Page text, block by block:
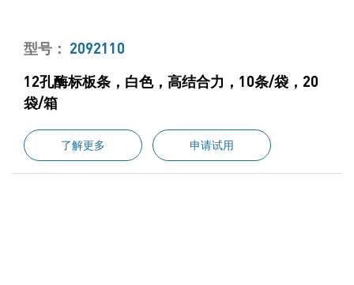
型号： 2092110
12孔酶标板条，白色，高结合力，10条/袋，20
袋/箱
了解更多 申请试用